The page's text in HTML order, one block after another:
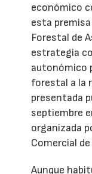
económico
esta
Forestal de
estrategia
autonómico
forestal a la
presentada
septiembre
organizada
Comercial
Aunque